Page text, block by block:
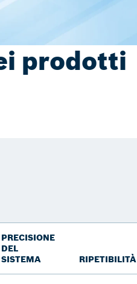
prodotti
PRECISIONE
DEL
SISTEMA
RIPETIBILITÀ